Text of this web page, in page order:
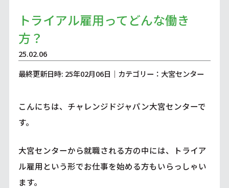
トライアル雇用ってどんな働き
方？
25.02.06
最終更新日時: 25年02月06日｜カテゴリー：大宮センター
こんにちは、チャレンジドジャパン大宮センターで
す。
大宮センターから就職される方の中には、トライア
ル雇用という形でお仕事を始める方もいらっしゃい
ます。